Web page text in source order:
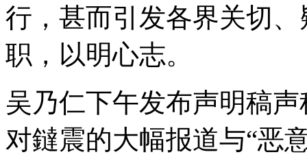
行，甚而引发各界关切
职，以明心志。
吴乃仁下午发布声明稿
对鐽震的大幅报道与“恶